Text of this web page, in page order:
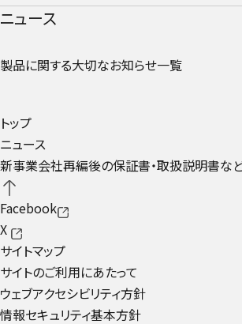
ニュース
製品に関する大切なお知らせ一覧
トップ
ニュース
新事業会社再編後の保証書・取扱説明書な
Facebook
X
サイトマップ
サイトのご利用にあたって
ウェブアクセシビリティ方針
情報セキュリティ基本方針